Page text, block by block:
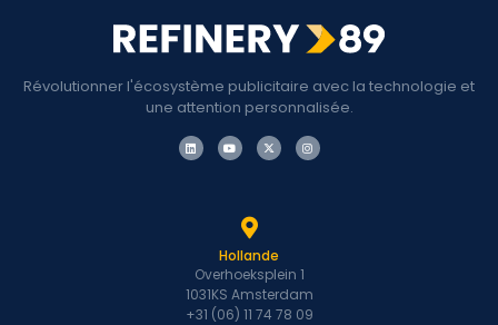
Révolutionner l'écosystème publicitaire avec la technologie et
une attention personnalisée.
Hollande
Overhoeksplein 1
1031KS Amsterdam
+31 (06) 11 74 78 09